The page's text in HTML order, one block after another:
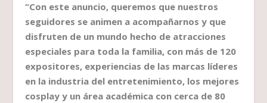
“Con este anuncio, queremos que nuestros
seguidores se animen a acompañarnos y que
disfruten de un mundo hecho de atracciones
especiales para toda la familia, con más de 120
expositores, experiencias de las marcas líderes
en la industria del entretenimiento, los mejores
cosplay y un área académica con cerca de 80